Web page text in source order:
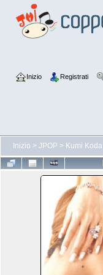
Inizio Registrati
Inizio > JPOP > Kumi Koda